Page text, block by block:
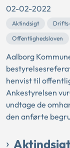
02-02-2022
Aktindsigt
Offentlighedsloven
Aalborg
henvist til
Ankestyrelsen
undtage de
den anførte